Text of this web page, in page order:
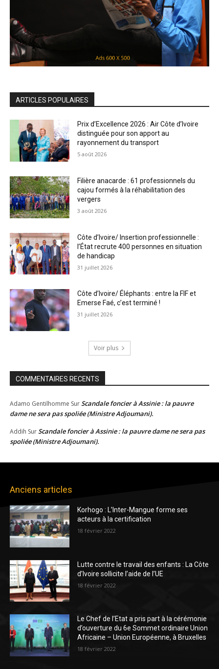
ARTICLES POPULAIRES
Prix d’Excellence 2026 : Air Côte d’Ivoire
distinguée pour son apport au
rayonnement du transport
5 août 2026
Filière anacarde : 61 professionnels du
cajou formés à la réhabilitation des
vergers
3 août 2026
Côte d’Ivoire/ Insertion professionnelle :
l’État recrute 400 personnes en situation
de handicap
31 juillet 2026
Côte d’Ivoire/ Éléphants : entre la FIF et
Emerse Faé, c’est terminé !
31 juillet 2026
Voir plus
COMMENTAIRES RECENTS
Adamo Gentilhomme SurScandale foncier à Assinie : la pauvre
dame ne sera pas spoliée (Ministre Adjoumani).
Addih SurScandale foncier à Assinie : la pauvre dame ne sera pas
spoliée (Ministre Adjoumani).
Anciens articles
Korhogo : L’Inter-Mangue forme ses
acteurs à la certification
18 février 2022
Lutte contre le travail des enfants : La Côte
d’Ivoire sollicite l’aide de l’UE
18 février 2022
Le Chef de l’Etat a pris part à la cérémonie
d’ouverture du 6e Sommet ordinaire Union
Africaine – Union Européenne, à Bruxelles
18 février 2022